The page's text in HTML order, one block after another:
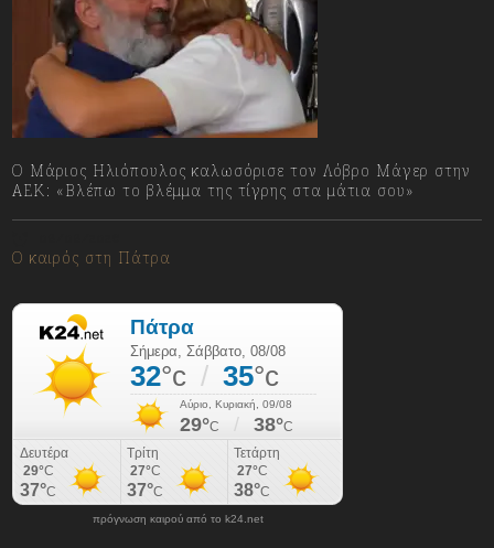
Ο Μάριος Ηλιόπουλος καλωσόρισε τον Λόβρο Μάγερ στην
ΑΕΚ: «Βλέπω το βλέμμα της τίγρης στα μάτια σου»
Ο καιρός στη Πάτρα
πρόγνωση καιρού από το k24.net